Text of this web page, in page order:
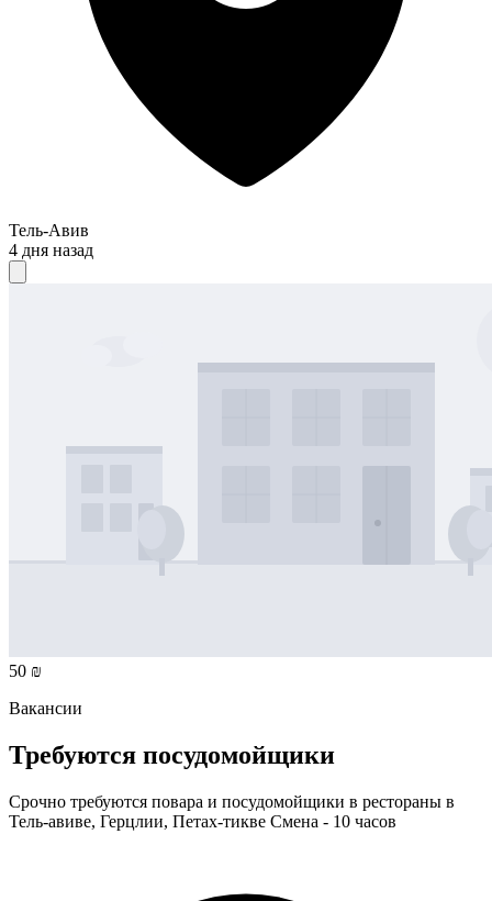
Тель-Авив
4 дня назад
50 ₪
Вакансии
Требуются посудомойщики
Срочно требуются повара и посудомойщики в рестораны в
Тель-авиве, Герцлии, Петах-тикве Смена - 10 часов